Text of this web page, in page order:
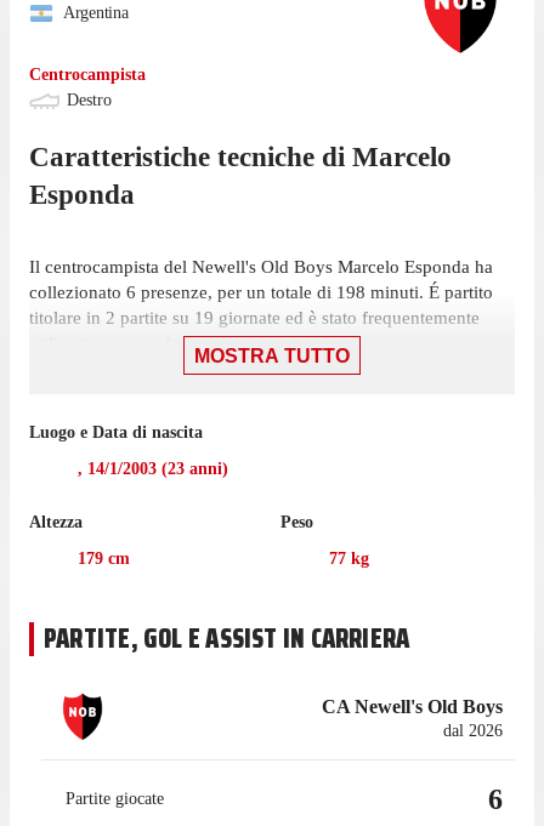
Argentina
Centrocampista
Destro
Caratteristiche tecniche di Marcelo
Esponda
Il centrocampista del Newell's Old Boys Marcelo Esponda ha
collezionato 6 presenze, per un totale di 198 minuti. É partito
titolare in 2 partite su 19 giornate ed è stato frequentemente
utilizzato come subentrato, in 4 occasioni.
Talleres, in cui ha giocato 19 minuti.
La prossima partita per il Newell's Old Boys sarà una trasferta
Esponda ha giocato 16 partite di Liga Profesional Argentina
Il centrocampista è tornato a giocare per il Newell's Old Boys
nel gennaio 2026 dopo un'esperienza in prestito con l'Aldosivi,
MOSTRA TUTTO
Luogo e Data di nascita
, 14/1/2003 (23 anni)
Altezza
179 cm
Peso
77 kg
PARTITE, GOL E ASSIST IN CARRIERA
CA Newell's Old Boys
dal 2026
Partite giocate 6